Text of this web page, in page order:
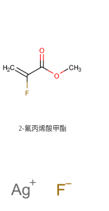
2-氟丙烯酸甲酯